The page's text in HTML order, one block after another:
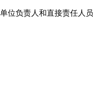
位负责人和直接责任人